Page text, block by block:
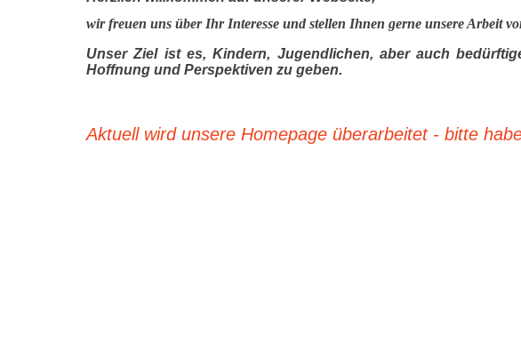
wir freuen uns über Ihr Interesse und stellen Ihnen gerne unsere Arbeit
Unser Ziel ist es, Kindern, Jugendlichen, aber auch
Hoffnung und Perspektiven zu geben.
Aktuell wird unsere Homepage überarbeitet - bitte